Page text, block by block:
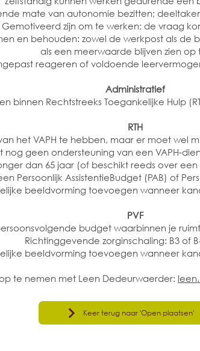
mate van autonomie bezitten;
Gemotiveerd zijn om te werken; de vraag
en behouden: zowel de werkpost als
als een meerwaarde blijven zien op
reageren of voldoende
Administratief
binnen Rechtstreeks Toegankelijke Hulp
RTH
het VAPH te hebben, maar er moet wel
nog geen ondersteuning van een VAPH-
dan 65 jaar (of beschikt reeds over een
Persoonlijk AssistentieBudget (PAB) of
beeldvorming toevoegen wanneer
PVF
budget waarbinnen je
Richtinggevende zorginschaling: B3 of
beeldvorming toevoegen wanneer
te nemen met Leen Dedeurwaerder:
Keer terug naar 'Open plaatsen'